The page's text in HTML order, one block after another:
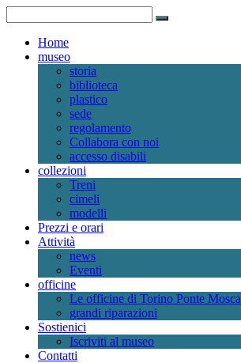
Home
museo
storia
biblioteca
plastico
sede
regolamento
Collabora con noi
accesso disabili
collezioni
Treni
cimeli
modelli
Prezzi e orari
Attività
news
Eventi
officine
Le officine di Torino Ponte Mosca
grandi riparazioni
Sostienici
Iscriviti al museo
Contatti